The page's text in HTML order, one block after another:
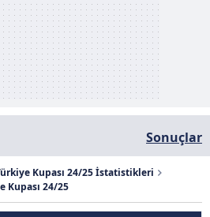
Sonuçlar
Kupası 24/25 İstatistikleri
Kupası 24/25